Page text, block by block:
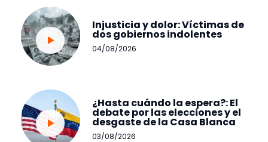
Injusticia y dolor: Víctimas de
dos gobiernos indolentes
04/08/2026
¿Hasta cuándo la espera?: El
debate por las elecciones y el
desgaste de la Casa Blanca
03/08/2026